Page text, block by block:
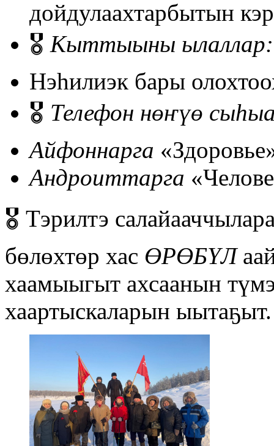
дойдулаахтарбытын
🎖️ Кыттыыны ылаллар:
Нэһилиэк бары
🎖️ Телефон нөҥүө
Айфоннарга
Андроиттарга
🎖️ Тэрилтэ
бөлөхтөр хас ӨРӨБҮЛ
хаамыыгыт ахсаанын
хаартыскаларын ыытаҕыт.